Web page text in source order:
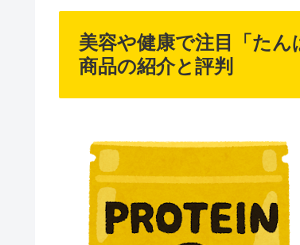
美容や健康で注目「た
商品の紹介と評判